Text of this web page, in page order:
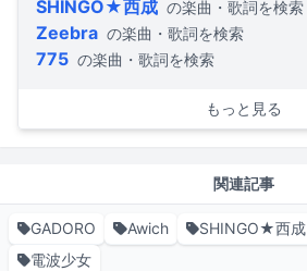
SHINGO★西成 の楽曲・歌詞を検索
Zeebra の楽曲・歌詞を検索
775 の楽曲・歌詞を検索
もっと見る
関連記事
GADORO Awich SHINGO★西成
電波少女